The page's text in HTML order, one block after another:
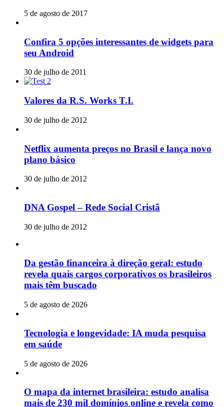
5 de agosto de 2017
Confira 5 opções interessantes de widgets para
seu Android
30 de julho de 2011
Valores da R.S. Works T.I.
30 de julho de 2012
Netflix aumenta preços no Brasil e lança novo
plano básico
30 de julho de 2012
DNA Gospel – Rede Social Cristã
30 de julho de 2012
Da gestão financeira à direção geral: estudo
revela quais cargos corporativos os brasileiros
mais têm buscado
5 de agosto de 2026
Tecnologia e longevidade: IA muda pesquisa
em saúde
5 de agosto de 2026
O mapa da internet brasileira: estudo analisa
mais de 230 mil domínios online e revela como